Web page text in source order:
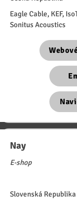
Eagle Cable, KEF,
Sonitus Acoustics
Nay
E-shop
Slovenská Republika